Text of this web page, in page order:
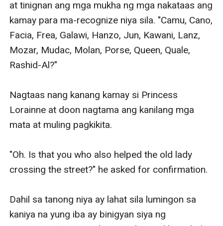
at tinignan ang mga mukha ng mga nakataas ang
kamay para ma-recognize niya sila. "Camu, Cano,
Facia, Frea, Galawi, Hanzo, Jun, Kawani, Lanz,
Mozar, Mudac, Molan, Porse, Queen, Quale,
Rashid-Al?"
Nagtaas nang kanang kamay si Princess
Lorainne at doon nagtama ang kanilang mga
mata at muling pagkikita.
"Oh. Is that you who also helped the old lady
crossing the street?" he asked for confirmation.
Dahil sa tanong niya ay lahat sila lumingon sa
kaniya na yung iba ay binigyan siya ng